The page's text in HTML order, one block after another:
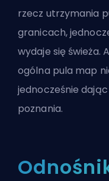
rzecz utrzymania
granicach,
wydaje się świeża.
ogólna pula map
jednocześnie
poznania.